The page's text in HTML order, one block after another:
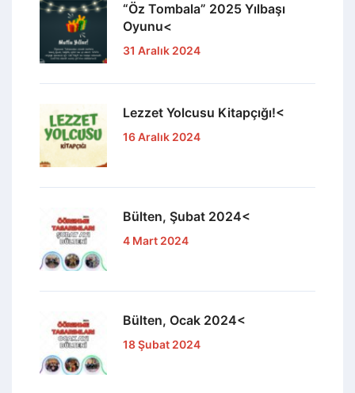
“Öz Tombala” 2025 Yılbaşı
Oyunu<
31 Aralık 2024
Lezzet Yolcusu Kitapçığı!<
16 Aralık 2024
Bülten, Şubat 2024<
4 Mart 2024
Bülten, Ocak 2024<
18 Şubat 2024